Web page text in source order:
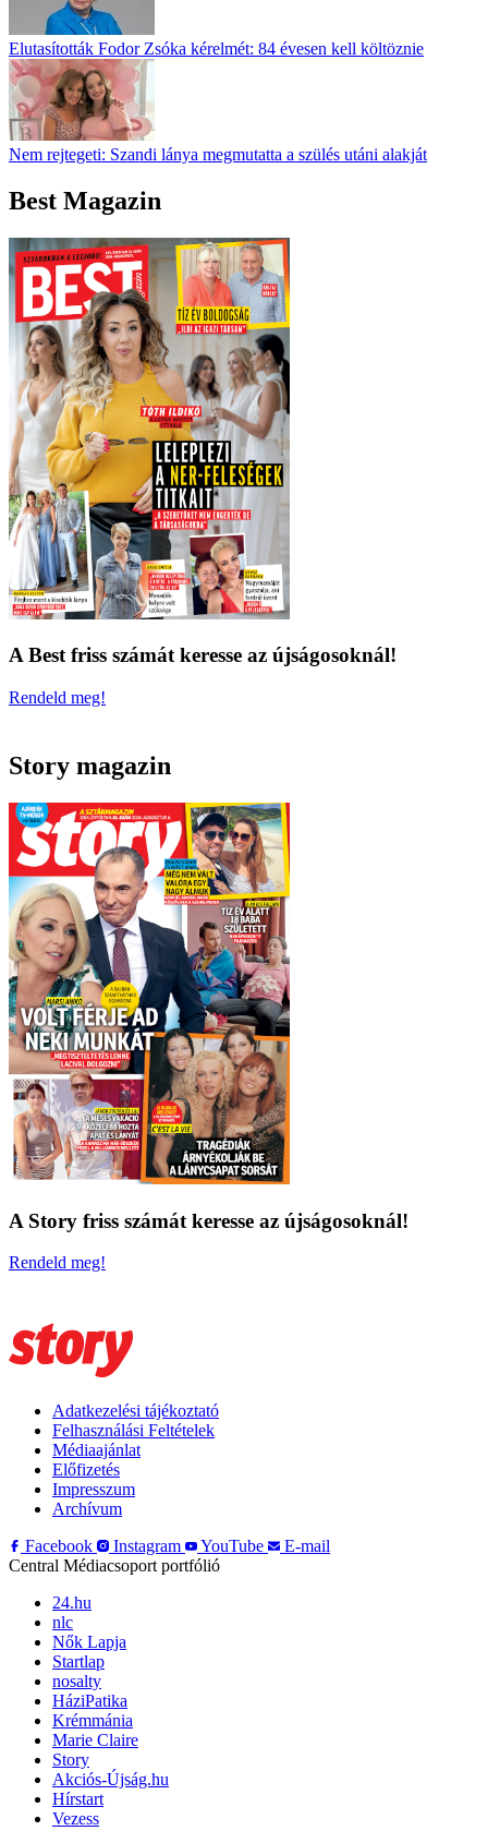
Elutasították Fodor Zsóka kérelmét: 84 évesen kell költöznie
Nem rejtegeti: Szandi lánya megmutatta a szülés utáni alakját
Best Magazin
A Best friss számát keresse az újságosoknál!
Rendeld meg!
Story magazin
A Story friss számát keresse az újságosoknál!
Rendeld meg!
Adatkezelési tájékoztató
Felhasználási Feltételek
Médiaajánlat
Előfizetés
Impresszum
Archívum
Facebook
Instagram YouTube
E-mail
Central Médiacsoport portfólió
24.hu
nlc
Nők Lapja
Startlap
nosalty
HáziPatika
Krémmánia
Marie Claire
Story
Akciós-Újság.hu
Hírstart
Vezess